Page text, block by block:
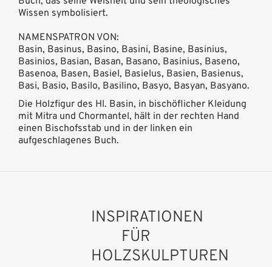
Wissen symbolisiert.
NAMENSPATRON VON:
Basin, Basinus, Basino, Basini, Basine, Basinius,
Basinios, Basian, Basan, Basano, Basinius, Baseno,
Basenoa, Basen, Basiel, Basielus, Basien, Basienus,
Basi, Basio, Basilo, Basilino, Basyo, Basyan, Basyano.
Die Holzfigur des Hl. Basin, in bischöflicher Kleidung
mit Mitra und Chormantel, hält in der rechten Hand
einen Bischofsstab und in der linken ein
aufgeschlagenes Buch.
INSPIRATIONEN
FÜR
HOLZSKULPTUREN